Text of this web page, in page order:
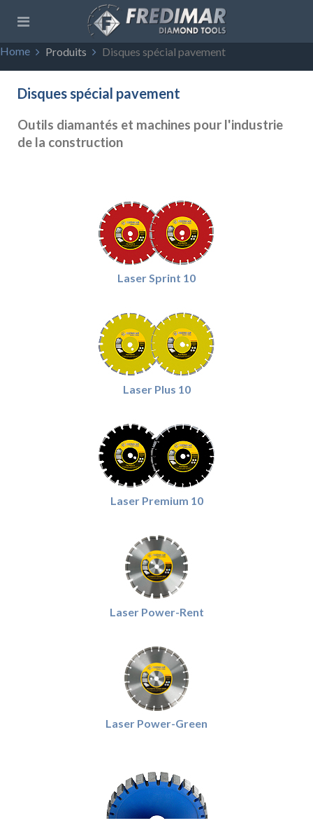
Home Produits Disques spécial pavement
Disques spécial pavement
Outils diamantés et machines pour l'industrie
de la construction
Laser Sprint 10
Laser Plus 10
Laser Premium 10
Laser Power-Rent
Laser Power-Green